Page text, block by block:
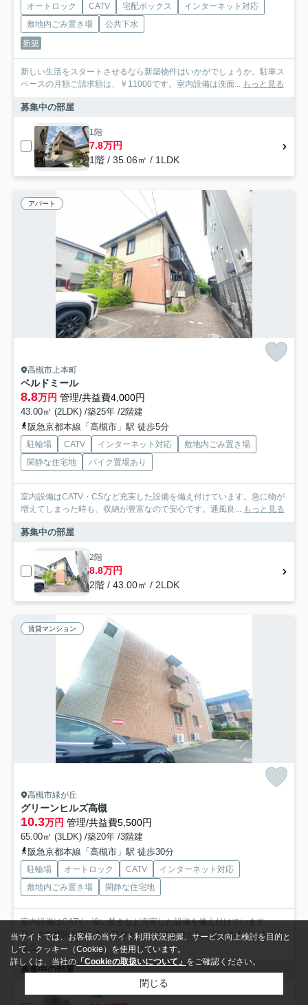
オートロック CATV 宅配ボックス
インターネット対応
敷地内ごみ置き場
公共下水
新築
新しい生活をスタートさせるなら新築物件はいかがでしょうか。駐車ス
ペースの月額ご請求額は、￥11000です。室内設備は洗面...
もっと見る
募集中の部屋
1階
7.8万円
1階 / 35.06㎡ / 1LDK
アパート
高槻市上本町
ベルドミール
8.8万円 管理/共益費4,000円
43.00㎡ (2LDK) /築25年 /2階建
阪急京都本線「高槻市」駅 徒歩5分
駐輪場 CATV インターネット対応
敷地内ごみ置き場
閑静な住宅地
バイク置場あり
室内設備はCATV・CSなど充実した設備を備え付けています。急に物が
増えてしまった時も、収納が豊富なので安心です。通風良...
もっと見る
募集中の部屋
2階
8.8万円
2階 / 43.00㎡ / 2LDK
賃貸マンション
高槻市緑が丘
グリーンヒルズ高槻
10.3万円 管理/共益費5,500円
65.00㎡ (3LDK) /築20年 /3階建
阪急京都本線「高槻市」駅 徒歩30分
駐輪場 オートロック CATV
インターネット対応
敷地内ごみ置き場
閑静な住宅地
室内設備はCATV・追い焚きなど充実した設備を備え付けています。
日々のお掃除も楽々な、フローリングの物件となっています。...もっと
見る
募集中の部屋
3階
当サイトでは、お客様の当サイト利用状況把握、サービス向上検討を目的と
して、クッキー（Cookie）を使用しています。
詳しくは、当社の 「Cookieの取扱いについて」 をご確認ください。
閉じる